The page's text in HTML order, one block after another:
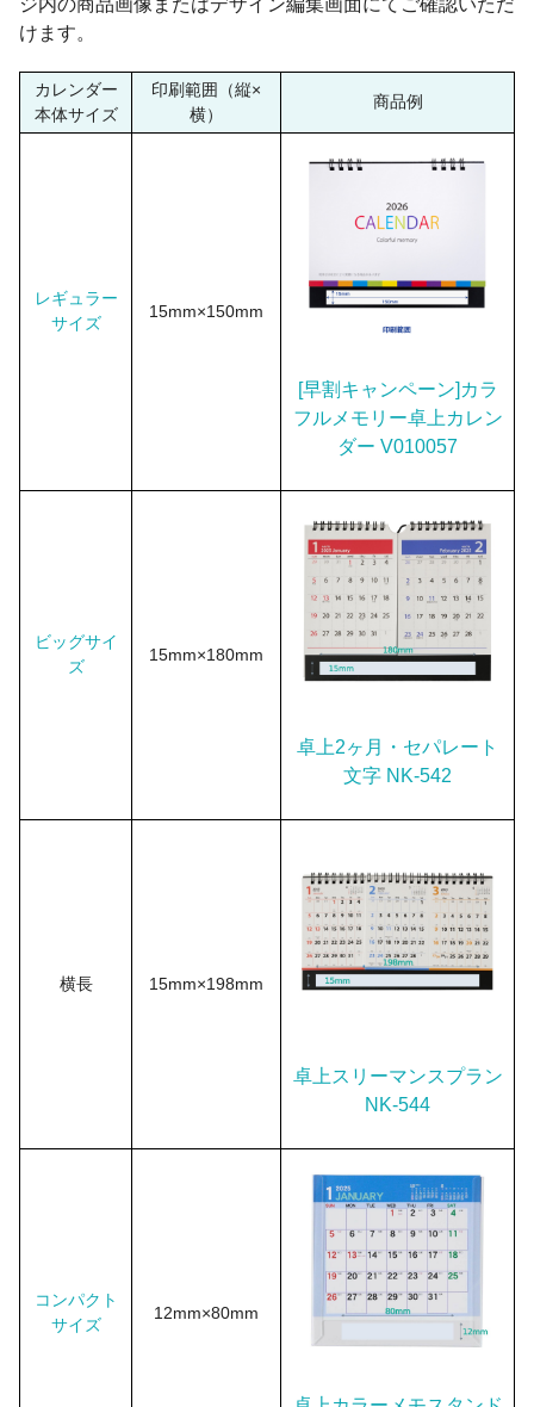
けます。
カレンダー
本体サイズ
印刷範囲（縦×
横）
商品例
レギュラー
サイズ
15mm×150mm
[早割キャンペーン]カラ
フルメモリー卓上カレン
ダー V010057
ビッグサイ
ズ
15mm×180mm
卓上2ヶ月・セパレート
文字 NK-542
横長 15mm×198mm
卓上スリーマンスプラン
NK-544
コンパクト
サイズ
12mm×80mm